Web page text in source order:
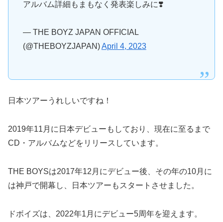
アルバム詳細もまもなく発表楽しみに❣️
— THE BOYZ JAPAN OFFICIAL
(@THEBOYZJAPAN)April 4, 2023
日本ツアーうれしいですね！
2019年11月に日本デビューもしており、現在に至るまで
CD・アルバムなどをリリースしています。
THE BOYSは2017年12月にデビュー後、その年の10月に
は神戸で開幕し、日本ツアーもスタートさせました。
ドボイズは、2022年1月にデビュー5周年を迎えます。